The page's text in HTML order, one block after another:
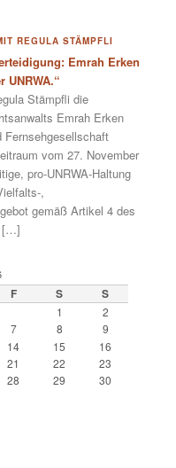
REGULA STÄMPFLI
Emrah Erken
UNRWA.“
Stämpfli die
Emrah Erken
Fernsehgesellschaft
vom 27. November
pro-UNRWA-Haltung
,
gemäß Artikel 4 des
[…]
F S S
1
2
7 8
9
14 15
16
21 22
23
28 29
30